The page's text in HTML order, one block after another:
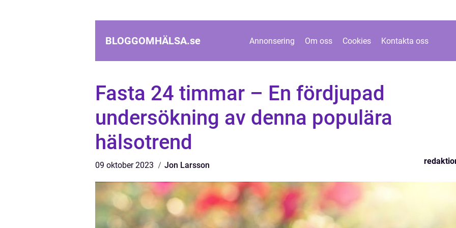
BLOGGOMHÄLSA.se Annonsering Om oss Cookies Kontakta oss
Fasta 24 timmar – En fördjupad
undersökning av denna populära
hälsotrend
09 oktober 2023 Jon Larsson